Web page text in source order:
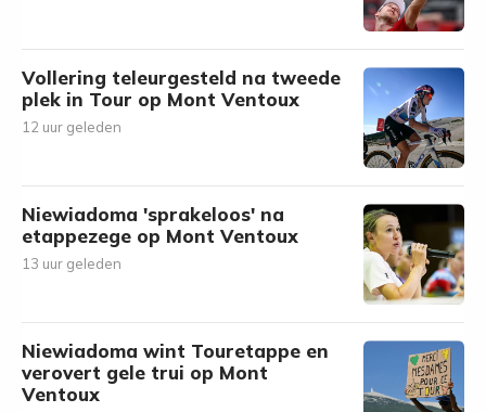
Vollering teleurgesteld na tweede
plek in Tour op Mont Ventoux
12 uur geleden
Niewiadoma 'sprakeloos' na
etappezege op Mont Ventoux
13 uur geleden
Niewiadoma wint Touretappe en
verovert gele trui op Mont
Ventoux